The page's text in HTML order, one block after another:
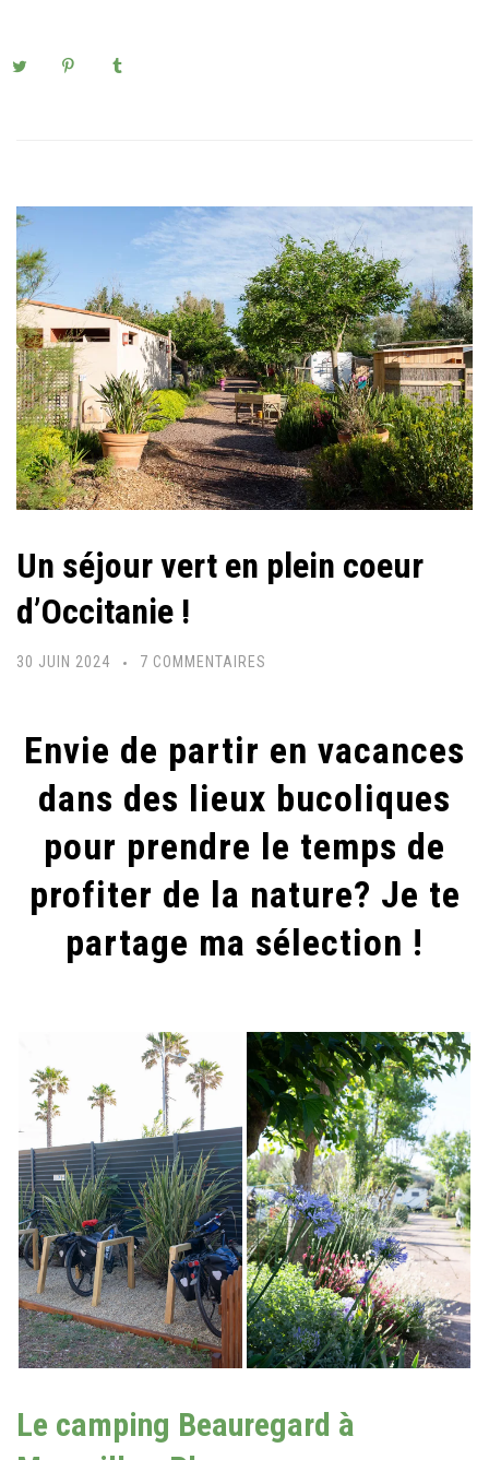
Un séjour vert en plein coeur
d’Occitanie !
30 JUIN 2024 7 COMMENTAIRES
VERT
EN
PLEIN
COEUR
!
Envie de partir en vacances
dans des lieux bucoliques
pour prendre le temps de
profiter de la nature? Je te
partage ma sélection !
Le camping Beauregard à